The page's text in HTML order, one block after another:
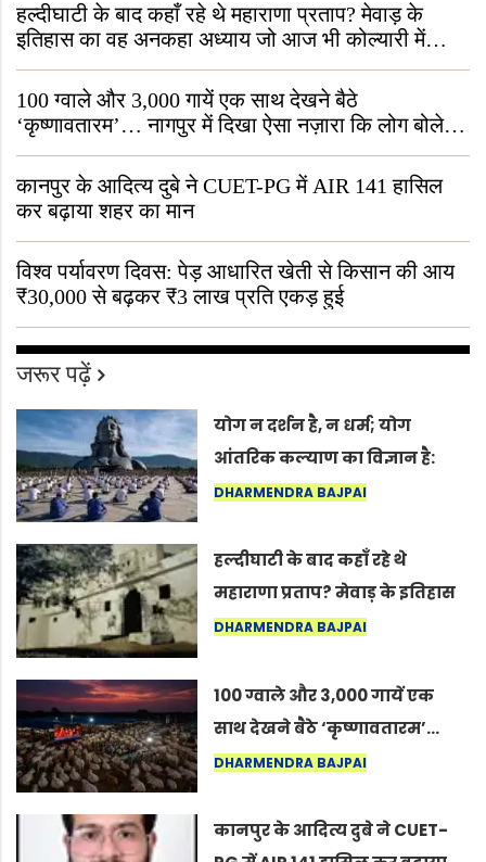
हल्दीघाटी के बाद कहाँ रहे थे महाराणा प्रताप? मेवाड़ के
इतिहास का वह अनकहा अध्याय जो आज भी कोल्यारी में
जीवित है
100 ग्वाले और 3,000 गायें एक साथ देखने बैठे
‘कृष्णावतारम’… नागपुर में दिखा ऐसा नज़ारा कि लोग बोले,
“ऐसा तो सिर्फ़ कृष्ण ही कर सकते हैं”
कानपुर के आदित्य दुबे ने CUET-PG में AIR 141 हासिल
कर बढ़ाया शहर का मान
विश्व पर्यावरण दिवस: पेड़ आधारित खेती से किसान की आय
₹30,000 से बढ़कर ₹3 लाख प्रति एकड़ हुई
जरूर पढ़ें
योग न दर्शन है, न धर्म; योग
आंतरिक कल्याण का विज्ञान है:
अंतरराष्ट्रीय योग दिवस 2026 पर
DHARMENDRA BAJPAI
हल्दीघाटी के बाद कहाँ रहे थे
महाराणा प्रताप? मेवाड़ के इतिहास
का वह अनकहा अध्याय जो आज भी
DHARMENDRA BAJPAI
100 ग्वाले और 3,000 गायें एक
साथ देखने बैठे ‘कृष्णावतारम’…
नागपुर में दिखा ऐसा नज़ारा कि
कर सकते हैं”
DHARMENDRA BAJPAI
कानपुर के आदित्य दुबे ने CUET-